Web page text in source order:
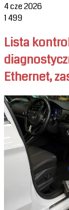
4 cze 2026
1 499
Lista
Ethernet,